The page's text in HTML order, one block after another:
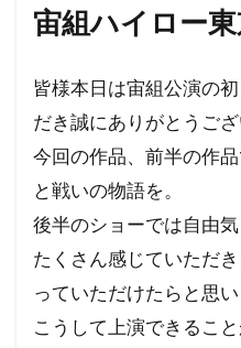
宙組ハイロー
皆様本日は宙組公演の
だき誠にありがとうござ
今回の作品、前半の作
と戦いの物語を。
後半のショーでは自由
たくさん感じていただ
っていただけたらと思い
こうして上演できるこ